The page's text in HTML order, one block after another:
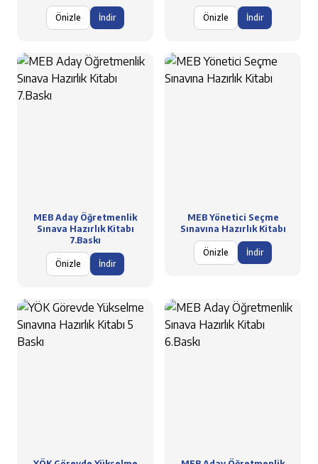
Önizle İndir Önizle İndir
MEB Aday Öğretmenlik
Sınava Hazırlık Kitabı
7.Baskı
Önizle İndir
MEB Yönetici Seçme
Sınavına Hazırlık Kitabı
Önizle İndir